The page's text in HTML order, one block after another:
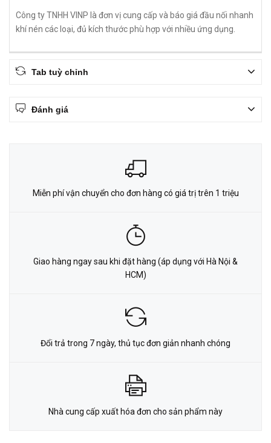
Công ty TNHH VINP là đơn vị cung cấp và báo giá đầu nối nhanh
khí nén các loại, đủ kích thước phù hợp với nhiều ứng dụng.
Tab tuỳ chỉnh
Đánh giá
Miễn phí vận chuyển cho đơn hàng có giá trị trên 1 triệu
Giao hàng ngay sau khi đặt hàng (áp dụng với Hà Nội &
HCM)
Đổi trả trong 7 ngày, thủ tục đơn giản nhanh chóng
Nhà cung cấp xuất hóa đơn cho sản phẩm này